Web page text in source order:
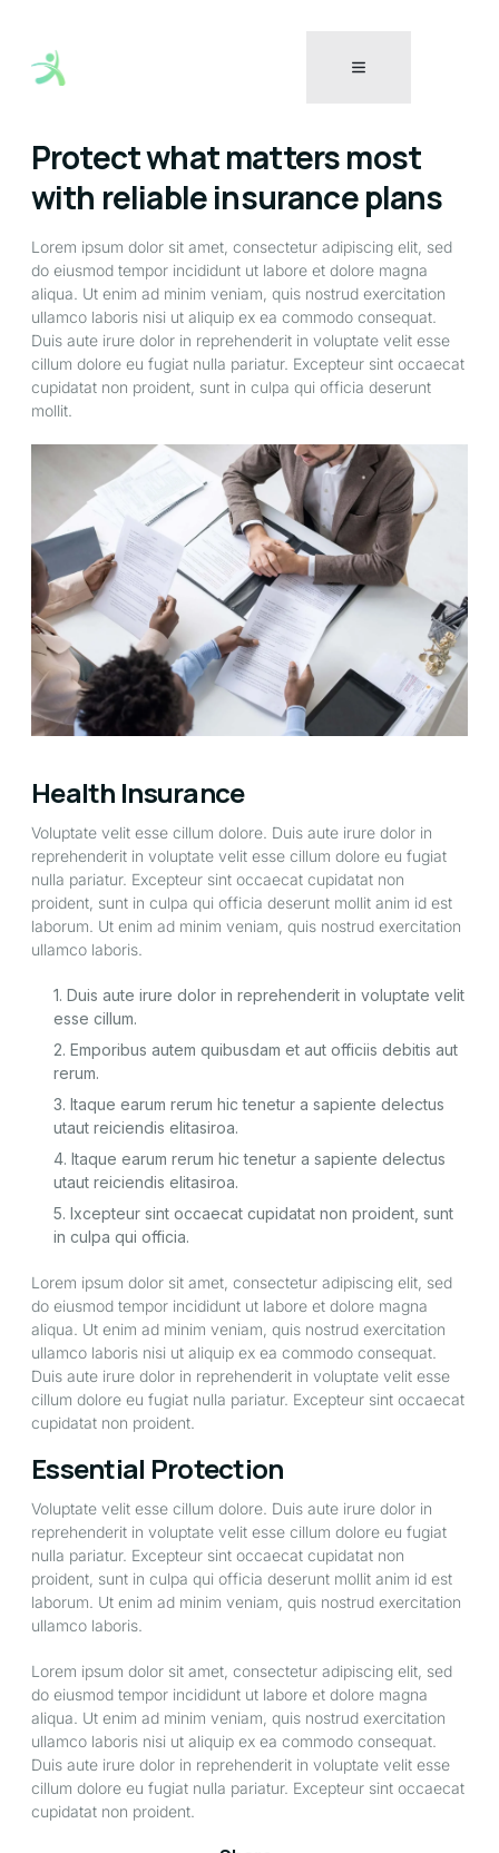
Protect what matters most
with reliable insurance plans
Lorem ipsum dolor sit amet, consectetur adipiscing elit, sed
do eiusmod tempor incididunt ut labore et dolore magna
aliqua. Ut enim ad minim veniam, quis nostrud exercitation
ullamco laboris nisi ut aliquip ex ea commodo consequat.
Duis aute irure dolor in reprehenderit in voluptate velit esse
cillum dolore eu fugiat nulla pariatur. Excepteur sint occaecat
cupidatat non proident, sunt in culpa qui officia deserunt
mollit.
Health Insurance
Voluptate velit esse cillum dolore. Duis aute irure dolor in
reprehenderit in voluptate velit esse cillum dolore eu fugiat
nulla pariatur. Excepteur sint occaecat cupidatat non
proident, sunt in culpa qui officia deserunt mollit anim id est
laborum. Ut enim ad minim veniam, quis nostrud exercitation
ullamco laboris.
1. Duis aute irure dolor in reprehenderit in voluptate velit
esse cillum.
2. Emporibus autem quibusdam et aut officiis debitis aut
rerum.
3. Itaque earum rerum hic tenetur a sapiente delectus
utaut reiciendis elitasiroa.
4. Itaque earum rerum hic tenetur a sapiente delectus
utaut reiciendis elitasiroa.
5. Ixcepteur sint occaecat cupidatat non proident, sunt
in culpa qui officia.
Lorem ipsum dolor sit amet, consectetur adipiscing elit, sed
do eiusmod tempor incididunt ut labore et dolore magna
aliqua. Ut enim ad minim veniam, quis nostrud exercitation
ullamco laboris nisi ut aliquip ex ea commodo consequat.
Duis aute irure dolor in reprehenderit in voluptate velit esse
cillum dolore eu fugiat nulla pariatur. Excepteur sint occaecat
cupidatat non proident.
Essential Protection
Voluptate velit esse cillum dolore. Duis aute irure dolor in
reprehenderit in voluptate velit esse cillum dolore eu fugiat
nulla pariatur. Excepteur sint occaecat cupidatat non
proident, sunt in culpa qui officia deserunt mollit anim id est
laborum. Ut enim ad minim veniam, quis nostrud exercitation
ullamco laboris.
Lorem ipsum dolor sit amet, consectetur adipiscing elit, sed
do eiusmod tempor incididunt ut labore et dolore magna
aliqua. Ut enim ad minim veniam, quis nostrud exercitation
ullamco laboris nisi ut aliquip ex ea commodo consequat.
Duis aute irure dolor in reprehenderit in voluptate velit esse
cillum dolore eu fugiat nulla pariatur. Excepteur sint occaecat
cupidatat non proident.